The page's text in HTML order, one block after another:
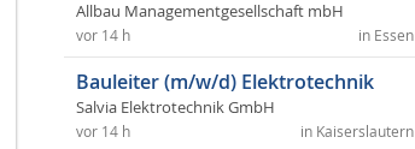
Allbau Managementgesellschaft mbH
in Essen
vor 14 h
Bauleiter (m/w/d) Elektrotechnik
Salvia Elektrotechnik GmbH
in Kaiserslautern
vor 14 h